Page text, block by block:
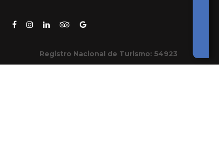
Registro Nacional de Turismo: 54923